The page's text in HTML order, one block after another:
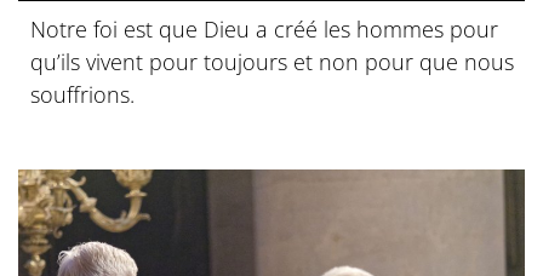
Notre foi est que Dieu a créé les hommes pour
qu’ils vivent pour toujours et non pour que nous
souffrions.